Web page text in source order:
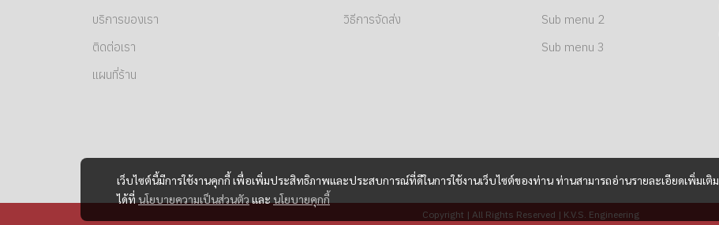
เว็บไซต์นี้มีการใช้งานคุกกี้ เพื่อเพิ่มประสิทธิภาพและประสบการณ์ที่ดีในการใช้งานเว็บไซต์ของท่าน ท่านสามารถอ่านรายละเอียดเพิ่มเติม
ได้ที่ นโยบายความเป็นส่วนตัว และ นโยบายคุกกี้
บริการของเรา
ติดต่อเรา
แผนที่ร้าน
วิธีการจัดส่ง
Sub menu 2
Sub menu 3
Copyright | All Rights Reserved | K.V.S. Engineering